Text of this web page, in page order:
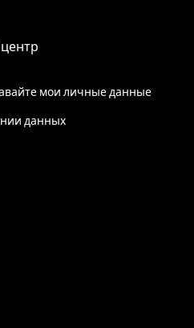
мои личные данные
данных